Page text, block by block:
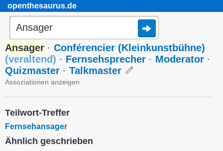
openthesaurus.de
Ansager · Conférencier (Kleinkunstbühne)
(veraltend) · Fernsehsprecher · Moderator ·
Quizmaster · Talkmaster
Assoziationen anzeigen
Teilwort-Treffer
Fernsehansager
Ähnlich geschrieben